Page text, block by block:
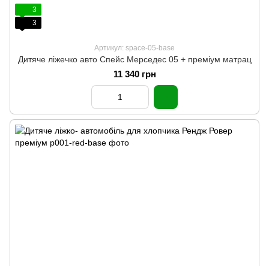
3
3
Артикул: space-05-base
Дитяче ліжечко авто Спейс Мерседес 05 + преміум матрац
11 340 грн